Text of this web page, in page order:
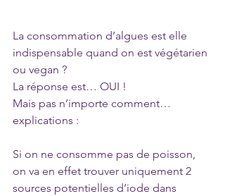
La consommation d’algues est elle
indispensable quand on est végétarien
ou vegan ?
La réponse est… OUI !
Mais pas n’importe comment…
explications :
Si on ne consomme pas de poisson,
on va en effet trouver uniquement 2
sources potentielles d’iode dans